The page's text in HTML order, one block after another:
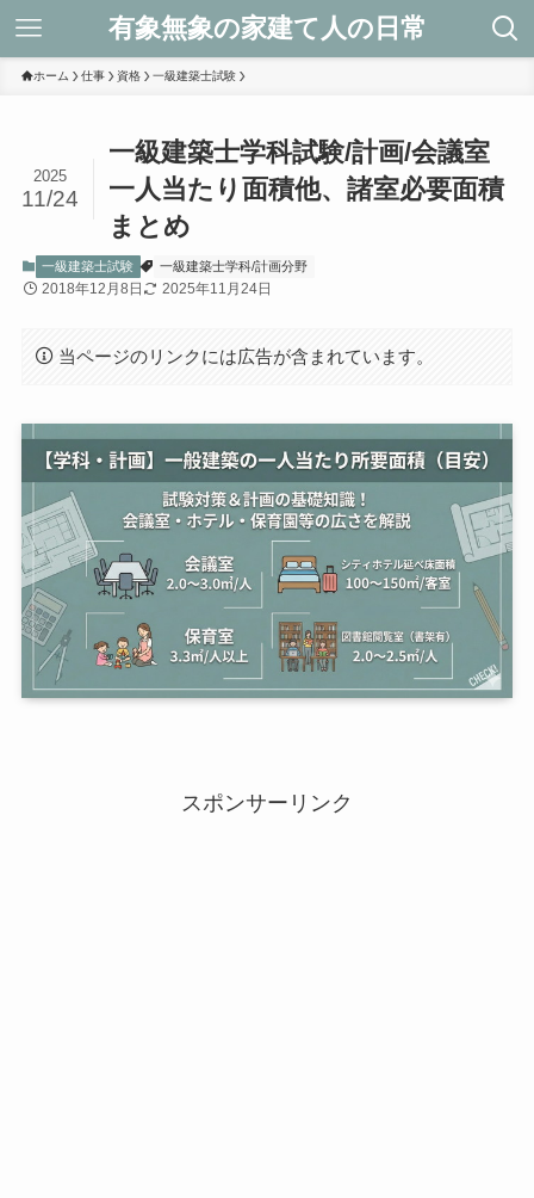
有象無象の家建て人の日常
ホーム 仕事 資格 一級建築士試験
一級建築士学科試験/計画/会議室
一人当たり面積他、諸室必要面積
まとめ
2025
11/24
一級建築士試験 一級建築士学科/計画分野
2018年12月8日 2025年11月24日
当ページのリンクには広告が含まれています。
スポンサーリンク